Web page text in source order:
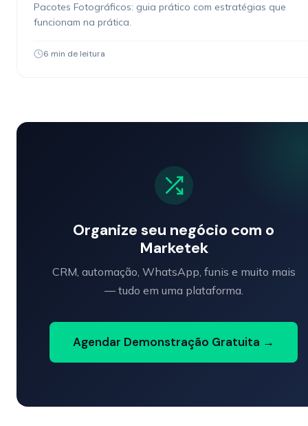
Pacotes Fotográficos: guia prático com estratégias que
funcionam na prática.
6 min de leitura
Organize seu negócio com o
Marketek
CRM, automação, WhatsApp, funis e muito mais
— tudo em uma plataforma.
Agendar Demonstração Gratuita →